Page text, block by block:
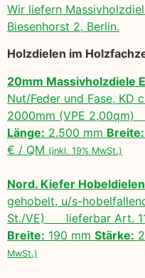
Wir liefern
Biesenhorst 2, Berlin.
Holzdielen im
20mm Massivholzdiele
Nut/Feder und Fase, KD
2000mm (VPE
Länge: 2.500 mm Breite:
€ / QM (inkl. 19% MwSt.)
Nord. Kiefer
gehobelt, u/s-
St./VE) lieferbar Art.
Breite: 190 mm Stärke:
MwSt.)